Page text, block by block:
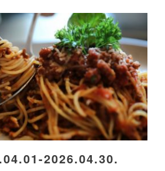
2026.04.30.